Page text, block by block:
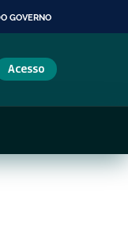
GOVERNO
Acesso